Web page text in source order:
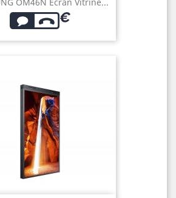
OM46N Écran Vitrine...